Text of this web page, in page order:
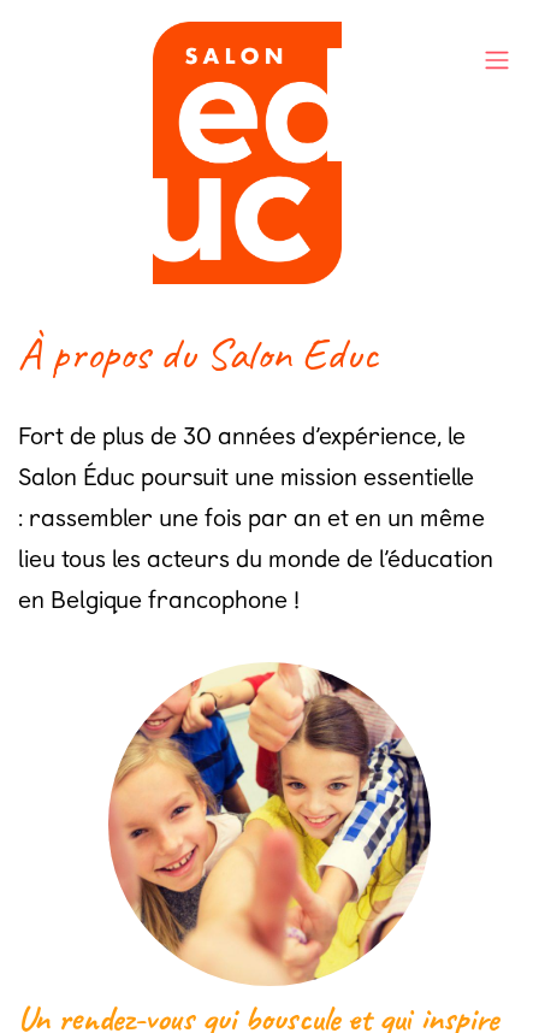
Fort de plus de 30 années d’expérience, le
Salon Éduc poursuit une mission essentielle
: rassembler une fois par an et en un même
lieu tous les acteurs du monde de l’éducation
en Belgique francophone !
À propos du Salon Educ
Un rendez-vous qui bouscule et qui inspire